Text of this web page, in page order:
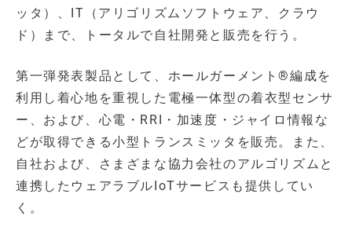
ッタ）、IT（アリゴリズムソフトウェア、クラウ
ド）まで、トータルで自社開発と販売を行う。
第一弾発表製品として、ホールガーメント®編成を
利用し着心地を重視した電極一体型の着衣型センサ
ー、および、心電・RRI・加速度・ジャイロ情報な
どが取得できる小型トランスミッタを販売。また、
自社および、さまざまな協力会社のアルゴリズムと
連携したウェアラブルIoTサービスも提供してい
く。